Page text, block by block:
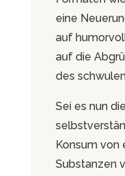
eine
auf
auf die
des
Sei es nun
Konsum von
Substanzen